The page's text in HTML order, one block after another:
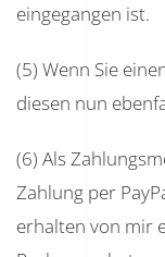
eingegangen ist.
(5) Wenn Sie
diesen nun
(6) Als
Zahlung per
erhalten von mir